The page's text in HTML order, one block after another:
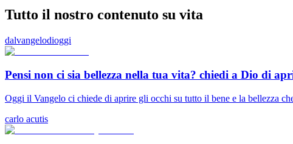
Tutto il nostro contenuto su vita
dalvangelodioggi
Pensi non ci sia bellezza nella tua vita? chiedi a Dio di
Oggi il Vangelo ci chiede di aprire gli occhi su tutto il bene e la bellezza
carlo acutis